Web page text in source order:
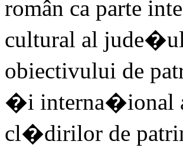
român ca parte
cultural al
obiectivului de
�i interna�ional
cl�dirilor de